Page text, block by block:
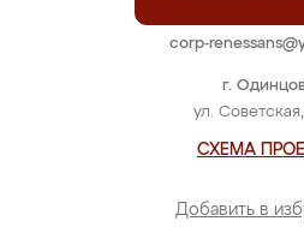
г.
ул.
СХЕМА
Добавить в
corp-